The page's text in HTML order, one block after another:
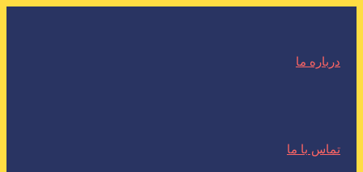
درباره ما
تماس با ما